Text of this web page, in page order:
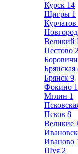
Курск 14
Щигры 1
Курчатов
Великий
Пестово 2
Боровичи
Брянская
Брянск 9
Фокино 1
Мглин 1
Псков 8
Великие
Иваново
Шуя 2